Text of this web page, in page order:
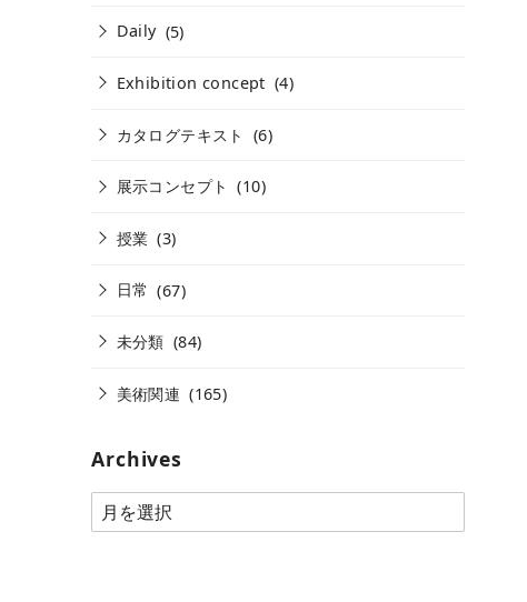
Daily (5)
Exhibition concept (4)
カタログテキスト (6)
展示コンセプト (10)
授業 (3)
日常 (67)
未分類 (84)
美術関連 (165)
Archives
r